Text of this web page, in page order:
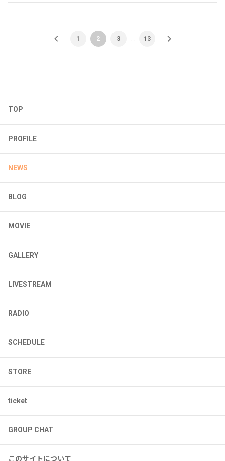
1 2 3 13
TOP
PROFILE
NEWS
BLOG
MOVIE
GALLERY
LIVESTREAM
RADIO
SCHEDULE
STORE
ticket
GROUP CHAT
このサイトについて